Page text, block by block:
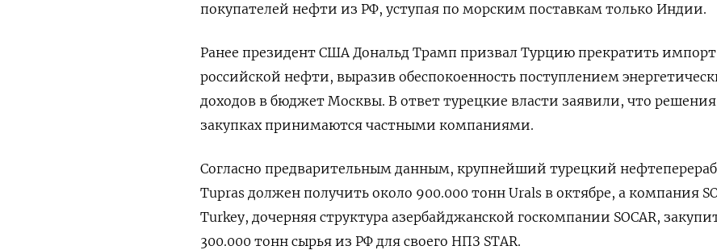
покупателей нефти из РФ, уступая по морским поставкам только Индии.
Ранее президент США Дональд Трамп призвал Турцию прекратить импорт
российской нефти, выразив обеспокоенность поступлением
доходов в бюджет Москвы. В ответ турецкие власти заявили, что
закупках принимаются частными компаниями.
Согласно предварительным данным, крупнейший турецкий
Tupras должен получить около 900.000 тонн Urals в октябре, а компания
Turkey, дочерняя структура азербайджанской госкомпании SOCAR,
300.000 тонн сырья из РФ для своего НПЗ STAR.